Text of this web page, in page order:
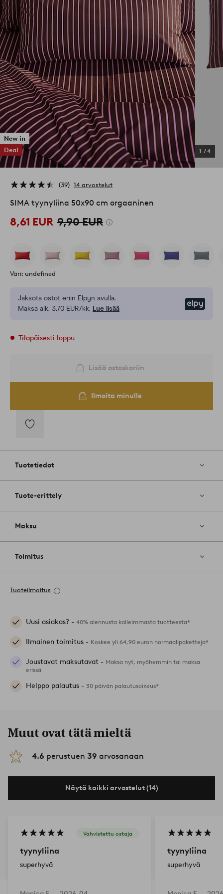
New in
Deal
1 /4
39 14 arvostelut
SIMA tyynyliina 50x90 cm orgaaninen
8,61 EUR 9,90 EUR
Väri: undefined
Jaksota ostot eriin Elpyn avulla.
Maksa alk. 3,70 EUR/kk. Lue lisää
Tilapäisesti loppu
Lisää ostoskoriin
Ilmoita minulle
suosikkeihin
Tuotetiedot
Tuote-erittely
Maksu
Toimitus
Tuoteilmoitus
Uusi asiakas? - 40% alennusta kalleimmasta tuotteesta*
Ilmainen toimitus - Koskee yli 64,90 euron normaalipaketteja*
Joustavat maksutavat - Maksa nyt, myöhemmin tai maksa
erissä
Helppo palautus - 30 päivän palautusoikeus*
Muut ovat tätä mieltä
4.6 perustuen 39 arvosanaan
Näytä kaikki arvostelut (14)
Vahvistettu ostaja
tyynyliina
superhyvä
tyynyliina
superhyvä